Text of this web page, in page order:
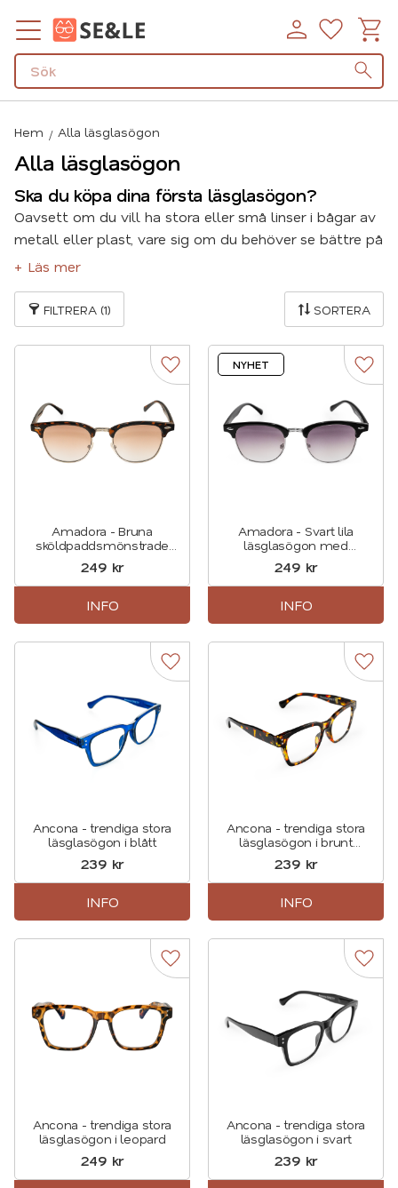
Meny
Hem Alla läsglasögon
Alla läsglasögon
Ska du köpa dina första läsglasögon?
Oavsett om du vill ha stora eller små linser i bågar av
metall eller plast, vare sig om du behöver se bättre på
långt eller kort avstånd så har vi ett brett sortiment
Här kan du få lite tips om hur du väljer läsglasögon.
+ Läs mer
FILTRERA 1 SORTERA
Amadora - Bruna
sköldpaddsmönstrade
läsglasögon med
solskydd
249 kr
Lägg till i favoriter
INFO
Amadora - Svart lila
läsglasögon med
solskydd
249 kr
NYHET
INFO
Ancona - trendiga stora
läsglasögon i blått
239 kr
Lägg till i favoriter
INFO
Ancona - trendiga stora
läsglasögon i brunt
sköldpaddsmönster
239 kr
INFO
Ancona - trendiga stora
läsglasögon i leopard
249 kr
Lägg till i favoriter
Ancona - trendiga stora
läsglasögon i svart
239 kr